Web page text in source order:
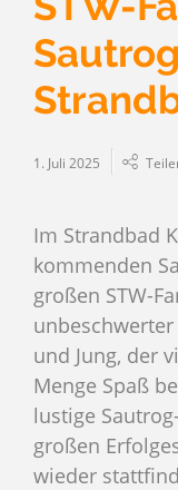
1. Juli 2025
Im Strandbad
kommenden
großen STW-
und Jung, der
Menge Spaß
lustige
großen
wieder